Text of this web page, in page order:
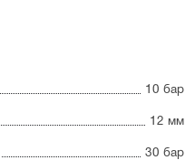
10 бар
12 мм
30 бар